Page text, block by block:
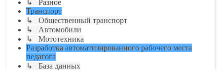
↳ Разное
Транспорт
↳ Общественный транспорт
↳ Автомобили
↳ Мототехника
Разработка автоматизированного рабочего места
педагога
↳ База данных